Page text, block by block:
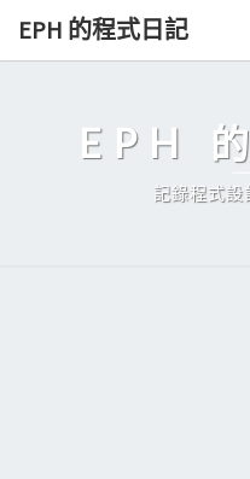
Skip
EPH 的程式日記
EPH
記錄程式設